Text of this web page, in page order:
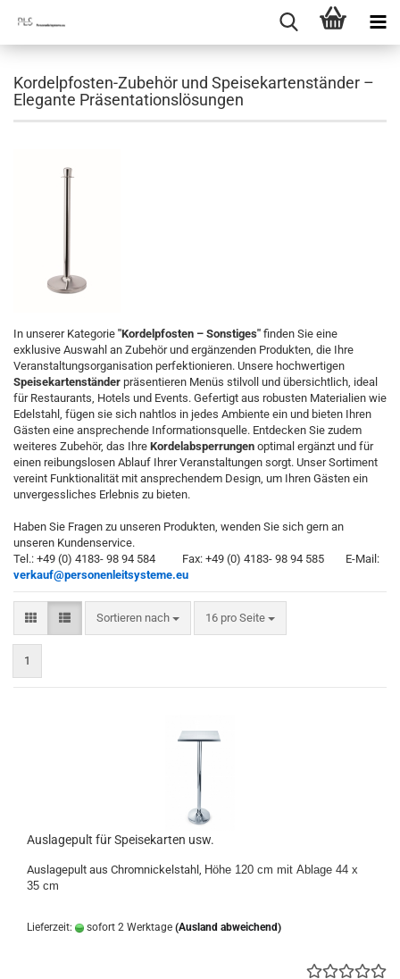
Kordelpfosten-Zubehör und Speisekartenständer –
Elegante Präsentationslösungen
In unserer Kategorie "Kordelpfosten – Sonstiges" finden Sie eine
exklusive Auswahl an Zubehör und ergänzenden Produkten, die Ihre
Veranstaltungsorganisation perfektionieren. Unsere hochwertigen
Speisekartenständer präsentieren Menüs stilvoll und übersichtlich, ideal
für Restaurants, Hotels und Events. Gefertigt aus robusten Materialien wie
Edelstahl, fügen sie sich nahtlos in jedes Ambiente ein und bieten Ihren
Gästen eine ansprechende Informationsquelle. Entdecken Sie zudem
weiteres Zubehör, das Ihre Kordelabsperrungen optimal ergänzt und für
einen reibungslosen Ablauf Ihrer Veranstaltungen sorgt. Unser Sortiment
vereint Funktionalität mit ansprechendem Design, um Ihren Gästen ein
unvergessliches Erlebnis zu bieten.
Haben Sie Fragen zu unseren Produkten, wenden Sie sich gern an
unseren Kundenservice.
Tel.: +49 (0) 4183- 98 94 584 Fax: +49 (0) 4183- 98 94 585 E-Mail:
verkauf@personenleitsysteme.eu
Sortieren nach
Sortieren nach 16 pro Seite
pro Seite
1
Auslagepult für Speisekarten usw.
Auslagepult aus Chromnickelstahl, Höhe 120 cm mit Ablage 44 x
35 cm
Lieferzeit: sofort 2 Werktage (Ausland abweichend)